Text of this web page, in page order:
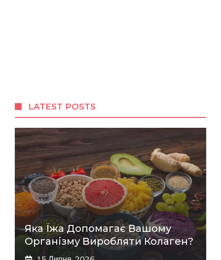
LATEST POSTS
Яка Їжа Допомагає Вашому
Організму Виробляти Колаген?